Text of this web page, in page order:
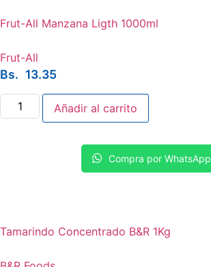
Frut-All Manzana Ligth 1000ml
Frut-All
Bs. 13.35
Frut-
Manzana
Añadir al carrito
Compra por WhatsApp
Tamarindo Concentrado B&R 1Kg